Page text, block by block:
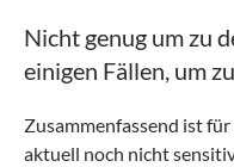
Nicht genug um zu
einigen Fällen, um
Zusammenfassend ist
aktuell noch nicht